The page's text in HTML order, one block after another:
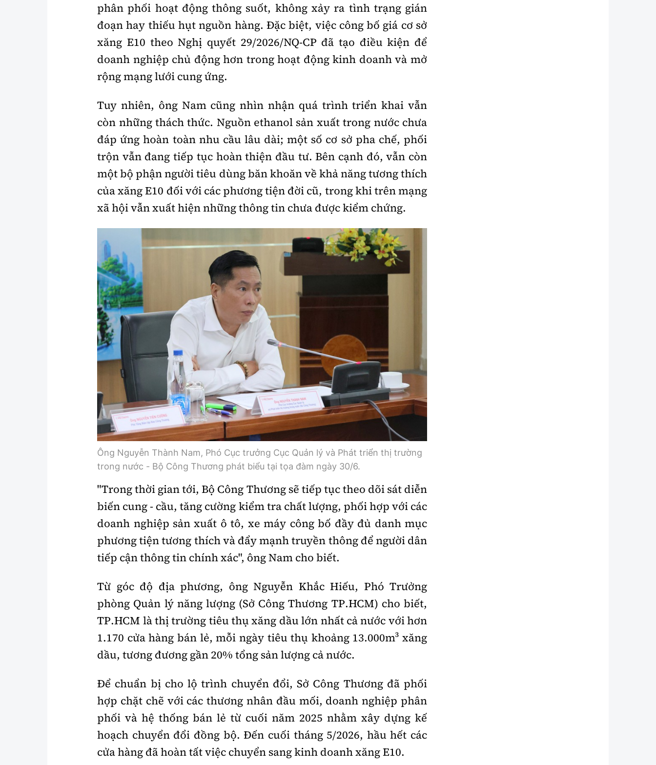
phân phối hoạt động thông suốt, không xảy ra tình trạng gián
đoạn hay thiếu hụt nguồn hàng. Đặc biệt, việc công bố giá cơ sở
xăng E10 theo Nghị quyết 29/2026/NQ-CP đã tạo điều kiện để
doanh nghiệp chủ động hơn trong hoạt động kinh doanh và mở
rộng mạng lưới cung ứng.
Tuy nhiên, ông Nam cũng nhìn nhận quá trình triển khai vẫn
còn những thách thức. Nguồn ethanol sản xuất trong nước chưa
đáp ứng hoàn toàn nhu cầu lâu dài; một số cơ sở pha chế, phối
trộn vẫn đang tiếp tục hoàn thiện đầu tư. Bên cạnh đó, vẫn còn
một bộ phận người tiêu dùng băn khoăn về khả năng tương thích
của xăng E10 đối với các phương tiện đời cũ, trong khi trên mạng
xã hội vẫn xuất hiện những thông tin chưa được kiểm chứng.
Ông Nguyễn Thành Nam, Phó Cục trưởng Cục Quản lý và Phát triển thị trường
trong nước - Bộ Công Thương phát biểu tại tọa đàm ngày 30/6.
"Trong thời gian tới, Bộ Công Thương sẽ tiếp tục theo dõi sát diễn
biến cung - cầu, tăng cường kiểm tra chất lượng, phối hợp với các
doanh nghiệp sản xuất ô tô, xe máy công bố đầy đủ danh mục
phương tiện tương thích và đẩy mạnh truyền thông để người dân
tiếp cận thông tin chính xác", ông Nam cho biết.
Từ góc độ địa phương, ông Nguyễn Khắc Hiếu, Phó Trưởng
phòng Quản lý năng lượng (Sở Công Thương TP.HCM) cho biết,
TP.HCM là thị trường tiêu thụ xăng dầu lớn nhất cả nước với hơn
1.170 cửa hàng bán lẻ, mỗi ngày tiêu thụ khoảng 13.000m³ xăng
dầu, tương đương gần 20% tổng sản lượng cả nước.
Để chuẩn bị cho lộ trình chuyển đổi, Sở Công Thương đã phối
hợp chặt chẽ với các thương nhân đầu mối, doanh nghiệp phân
phối và hệ thống bán lẻ từ cuối năm 2025 nhằm xây dựng kế
hoạch chuyển đổi đồng bộ. Đến cuối tháng 5/2026, hầu hết các
cửa hàng đã hoàn tất việc chuyển sang kinh doanh xăng E10.